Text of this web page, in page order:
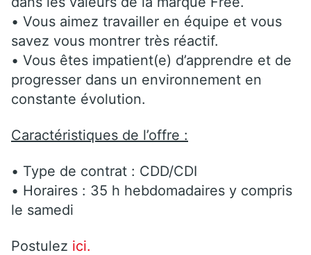
• Vous aimez travailler en équipe et vous
savez vous montrer très réactif.
• Vous êtes impatient(e) d’apprendre et de
progresser dans un environnement en
constante évolution.
Caractéristiques de l’offre :
• Type de contrat : CDD/CDI
• Horaires : 35 h hebdomadaires y compris
le samedi
Postulez ici.